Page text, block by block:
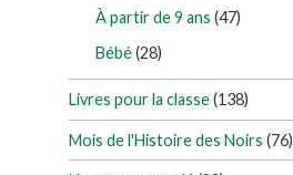
À partir de 9 ans (47)
Bébé(28)
Livres pour la classe(138)
Mois de l'Histoire des Noirs (76)